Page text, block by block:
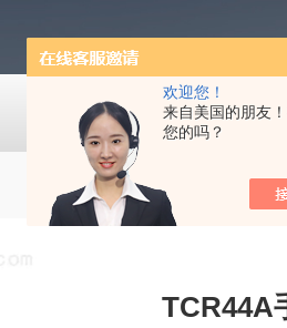
欢迎您！
来自美国的朋友
您的吗？
TCR44A